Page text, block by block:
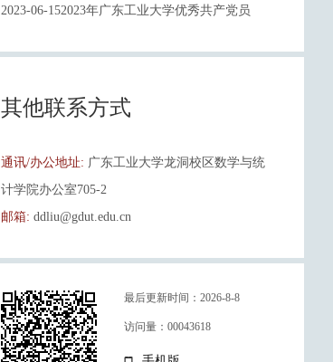
2023-06-152023年广东工业大学优秀共产党员
其他联系方式
通讯/办公地址: 广东工业大学龙洞校区数学与统
计学院办公室705-2
邮箱: ddliu@gdut.edu.cn
最后更新时间： 2026-8-8
访问量： 00043618